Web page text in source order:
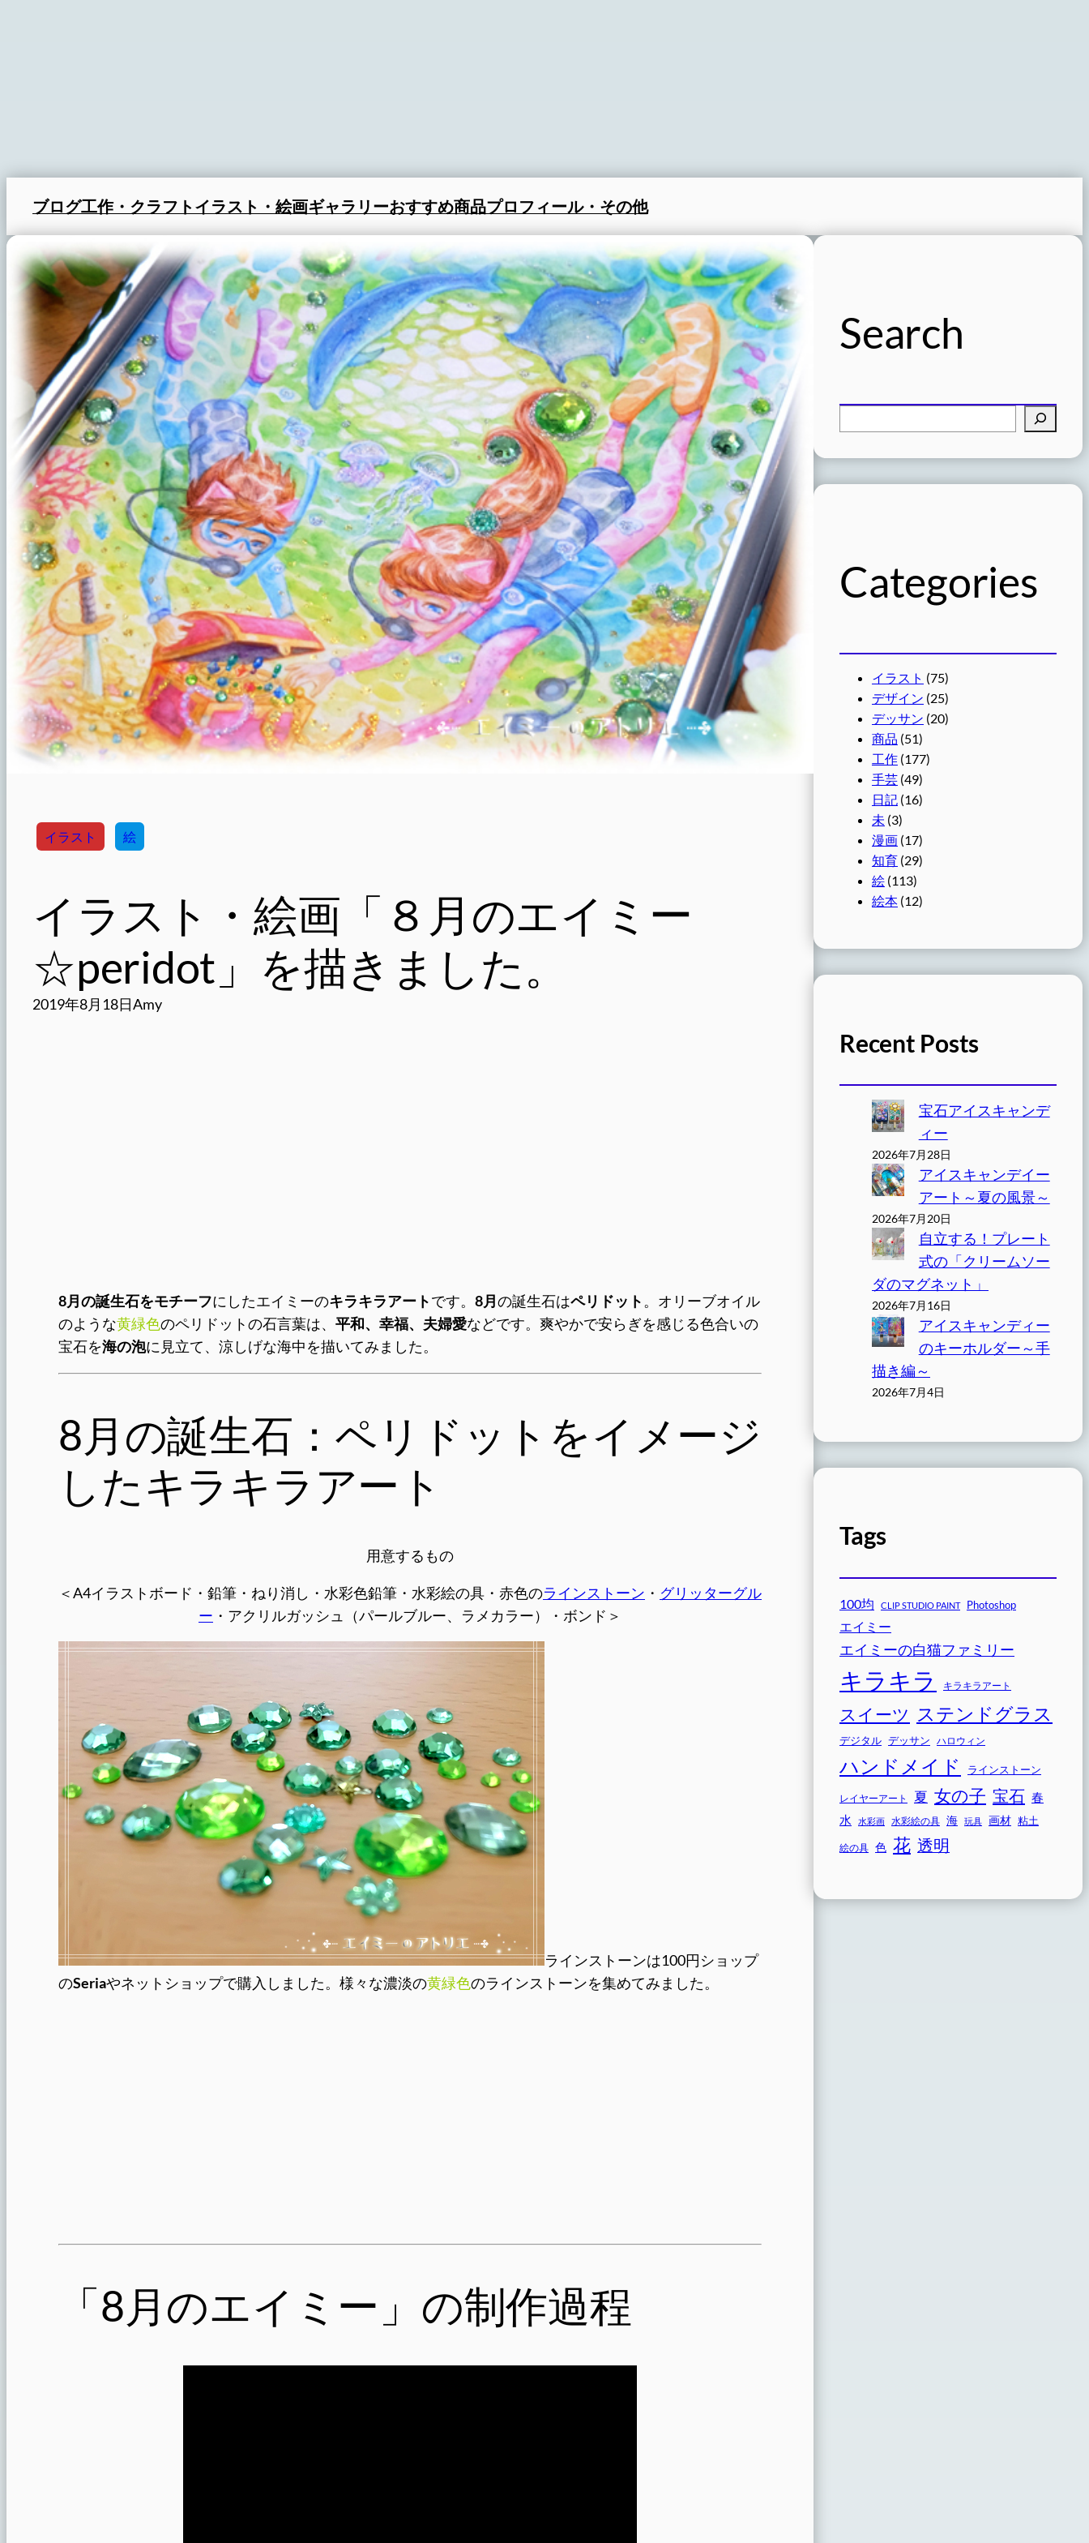
ブログ工作・クラフトイラスト・絵画ギャラリーおすすめ商品プロフィール・その他
イラスト 絵
イラスト・絵画「８月のエイミー
☆peridot」を描きました。
2019年8月18日Amy
8月の誕生石をモチーフにしたエイミーのキラキラアートです。 8月 の誕生石はペリドット 。オリーブオイル
のような黄緑色のペリドットの石言葉は、 平和、幸福、夫婦愛などです。爽やかで安らぎを感じる色合いの
宝石を海の泡に見立て、涼しげな海中を描いてみました。
8月の誕生石：ペリドットをイメージ
したキラキラアート
用意するもの
＜A4イラストボード・鉛筆・ねり消し・水彩色鉛筆・水彩絵の具・赤色のラインストーン ・ グリッターグル
ー ・アクリルガッシュ（パールブルー、ラメカラー）・ボンド＞
ラインストーンは100円ショップ
のSeriaやネットショップで購入しました。様々な濃淡の黄緑色のラインストーンを集めてみました。
「8月のエイミー」の制作過程
Search
Categories
イラスト (75)
デザイン (25)
デッサン (20)
商品 (51)
工作 (177)
手芸 (49)
日記 (16)
未 (3)
漫画 (17)
知育 (29)
絵 (113)
絵本 (12)
Recent Posts
宝石アイスキャンデ
ィー
2026年7月28日
アイスキャンデイー
アート～夏の風景～
2026年7月20日
自立する！プレート
式の「クリームソー
ダのマグネット」
2026年7月16日
アイスキャンディー
のキーホルダー～手
描き編～
2026年7月4日
Tags
100均 CLIP STUDIO PAINT Photoshop
エイミー
エイミーの白猫ファミリー
キラキラ キラキラアート
スイーツ ステンドグラス
デジタル デッサン ハロウィン
ハンドメイド ラインストーン
レイヤーアート 夏 女の子 宝石 春
水
水彩画 水彩絵の具 海 玩具 画材 粘土
絵の具 色 花 透明